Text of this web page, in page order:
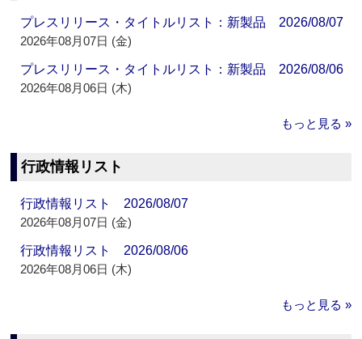
プレスリリース・タイトルリスト：新製品 2026/08/07
2026年08月07日 (金)
プレスリリース・タイトルリスト：新製品 2026/08/06
2026年08月06日 (木)
もっと見る »
行政情報リスト
行政情報リスト 2026/08/07
2026年08月07日 (金)
行政情報リスト 2026/08/06
2026年08月06日 (木)
もっと見る »